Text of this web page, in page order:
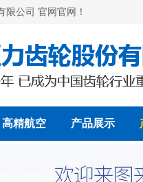
限公司 官网官网！
高精航空 产品展示